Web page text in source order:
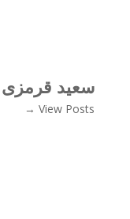
سعید قرمزی
View Posts →